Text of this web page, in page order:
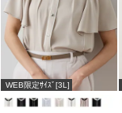
WEB限定ｻｲｽﾞ[3L]